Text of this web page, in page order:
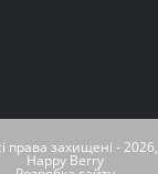
права захищені - 2026,
Happy Berry